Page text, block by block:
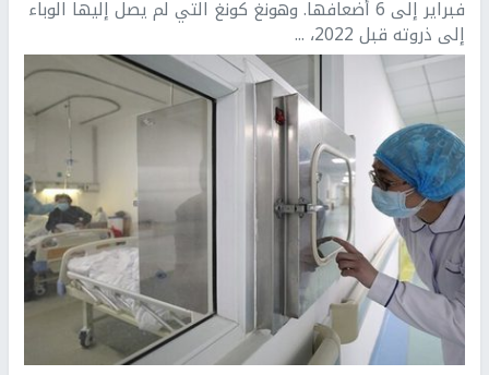
فبراير إلى 6 أضعافها. وهونغ كونغ التي لم يصل إليها الوباء
إلى ذروته قبل 2022، ...